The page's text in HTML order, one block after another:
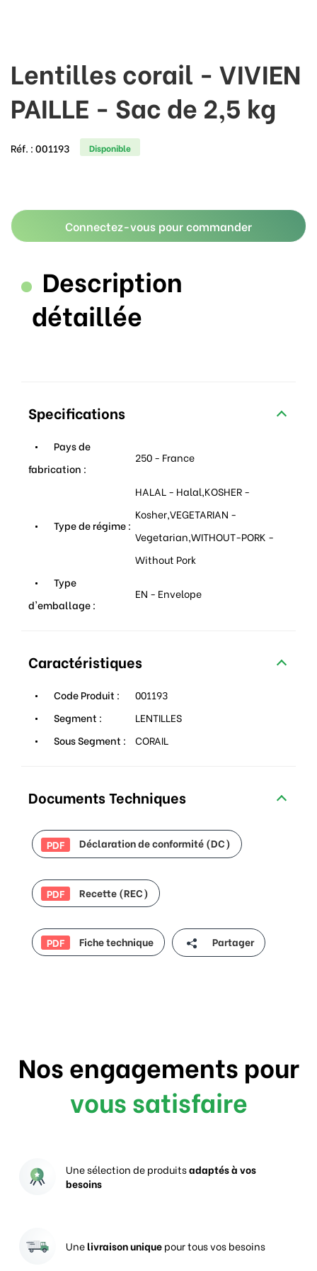
Lentilles corail - VIVIEN
PAILLE - Sac de 2,5 kg
Réf. :001193 Disponible
Connectez-vous pour commander
Description
détaillée
Specifications
Pays de
fabrication :
250 - France
Type de régime :
HALAL - Halal,KOSHER -
Kosher,VEGETARIAN -
Vegetarian,WITHOUT-PORK -
Without Pork
Type
d'emballage :
EN - Envelope
Caractéristiques
Code Produit :
001193
Segment :
LENTILLES
Sous Segment :
CORAIL
Documents Techniques
PDF Déclaration de conformité (DC)
PDF Recette (REC)
PDF Fiche technique Partager
Nos engagements pour
vous satisfaire
Une sélection de produitsadaptés à vos
besoins
Unelivraison uniquepour tous vos besoins